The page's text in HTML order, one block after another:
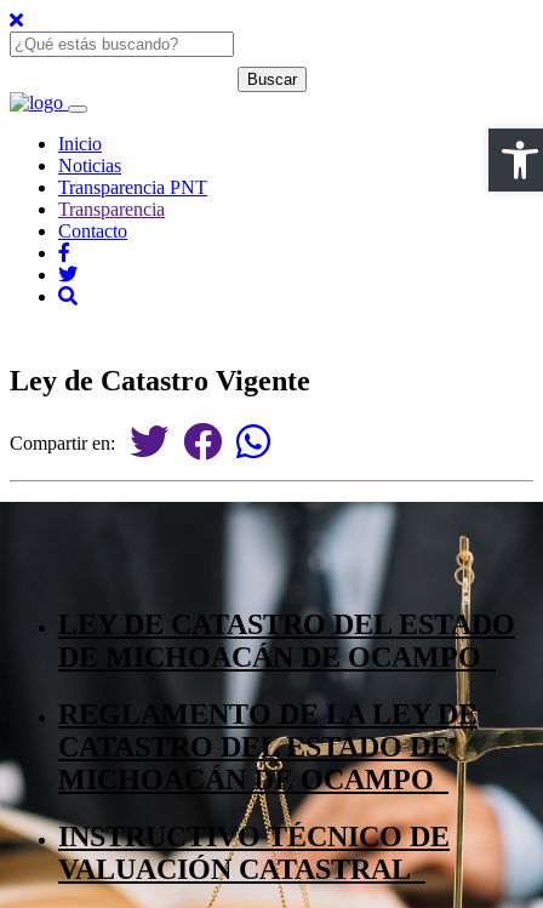
Inicio
Noticias
Transparencia PNT
Transparencia
Contacto
Ley de Catastro Vigente
Compartir en:
LEY DE CATASTRO DEL ESTADO
DE MICHOACÁN DE OCAMPO
REGLAMENTO DE LA LEY DE
CATASTRO DEL ESTADO DE
MICHOACÁN DE OCAMPO
INSTRUCTIVO TÉCNICO DE
VALUACIÓN CATASTRAL